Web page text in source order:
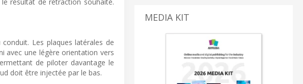
Les plaques latérales de
avec une légère orientation vers
de piloter davantage le
doit être injectée par le bas.
MEDIA KIT